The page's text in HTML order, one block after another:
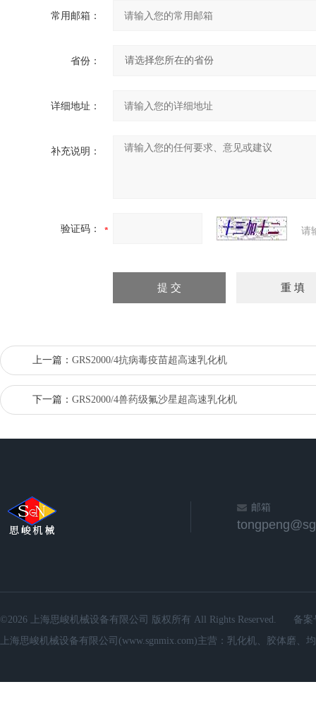
常用邮箱：
省份：
详细地址：
补充说明：
验证码： 请
上一篇： GRS2000/4抗病毒疫苗超高速乳化机
下一篇： GRS2000/4兽药级氟沙星超高速乳化机
邮箱
©2026 上海思峻机械设备有限公司 版权所有 All Rights Reserved.
备案
上海思峻机械设备有限公司(www.sgnmix.com)主营：乳化机、胶体磨